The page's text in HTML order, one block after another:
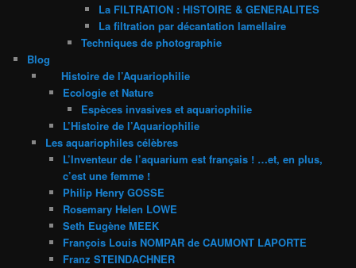
La FILTRATION : HISTOIRE & GENERALITES
La filtration par décantation lamellaire
Techniques de photographie
Blog
Histoire de l’Aquariophilie
Ecologie et Nature
Espèces invasives et aquariophilie
L’Histoire de l’Aquariophilie
Les aquariophiles célèbres
L’Inventeur de l’aquarium est français ! …et, en plus,
c’est une femme !
Philip Henry GOSSE
Rosemary Helen LOWE
Seth Eugène MEEK
François Louis NOMPAR de CAUMONT LAPORTE
Franz STEINDACHNER